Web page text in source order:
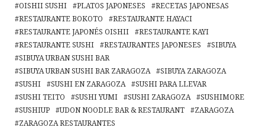
OISHII SUSHI
PLATOS JAPONESES
RECETAS JAPONESAS
RESTAURANTE BOKOTO
RESTAURANTE HAYACI
RESTAURANTE JAPONÉS OISHII
RESTAURANTE KAYI
RESTAURANTE SUSHI
RESTAURANTES JAPONESES
SIBUYA
SIBUYA URBAN SUSHI BAR
SIBUYA URBAN SUSHI BAR ZARAGOZA
SIBUYA ZARAGOZA
SUSHI
SUSHI EN ZARAGOZA
SUSHI PARA LLEVAR
SUSHI TEITO
SUSHI YUMI SUSHI ZARAGOZA
SUSHIMORE
SUSHIUP
UDON NOODLE BAR & RESTAURANT
ZARAGOZA
ZARAGOZA RESTAURANTES